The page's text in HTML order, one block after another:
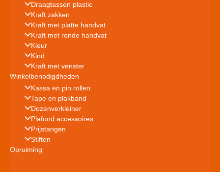
Draagtassen plastic
Kraft zakken
Kraft met platte handvat
Kraft met ronde handvat
Kleur
Kind
Kraft met venster
Winkelbenodigdheden
Kassa en pin rollen
Tape en plakband
Dozenverkleiner
Plafond accessoires
Prijstangen
Stiften
Opruiming